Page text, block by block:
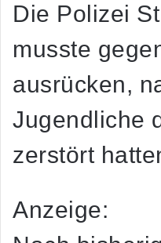
Die Polizei
musste
ausrücken,
Jugendliche
zerstört
Anzeige: